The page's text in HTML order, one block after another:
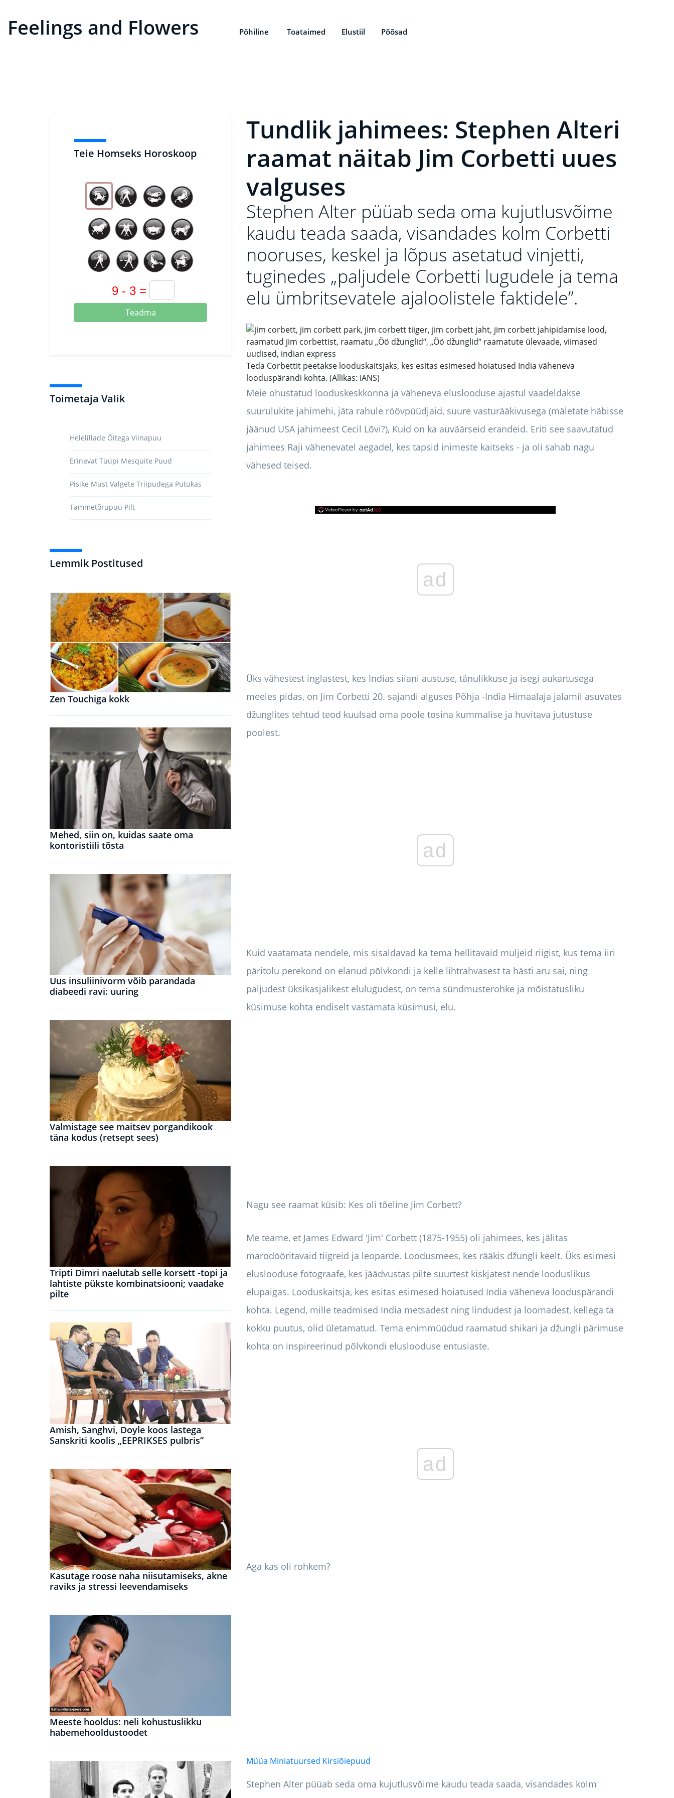
Feelings and Flowers Põhiline Toataimed Elustiil Põõsad
Teie Homseks Horoskoop
Teadma
Toimetaja Valik
Helelillade Õitega Viinapuu
Erinevat Tüüpi Mesquite Puud
Pisike Must Valgete Triipudega Putukas
Tammetõrupuu Pilt
Lemmik Postitused
Zen Touchiga kokk
Mehed, siin on, kuidas saate oma
kontoristiili tõsta
Uus insuliinivorm võib parandada
diabeedi ravi: uuring
Valmistage see maitsev porgandikook
täna kodus (retsept sees)
Tripti Dimri naelutab selle korsett -topi ja
lahtiste pükste kombinatsiooni; vaadake
pilte
Amish, Sanghvi, Doyle koos lastega
Sanskriti koolis „EEPRIKSES pulbris”
Kasutage roose naha niisutamiseks, akne
raviks ja stressi leevendamiseks
Meeste hooldus: neli kohustuslikku
habemehooldustoodet
Tundlik jahimees: Stephen Alteri
raamat näitab Jim Corbetti uues
valguses
Stephen Alter püüab seda oma kujutlusvõime
kaudu teada saada, visandades kolm Corbetti
nooruses, keskel ja lõpus asetatud vinjetti,
tuginedes „paljudele Corbetti lugudele ja tema
elu ümbritsevatele ajaloolistele faktidele”.
Teda Corbettit peetakse looduskaitsjaks, kes esitas esimesed hoiatused India väheneva
looduspärandi kohta. (Allikas: IANS)
Meie ohustatud looduskeskkonna ja väheneva eluslooduse ajastul vaadeldakse
suurulukite jahimehi, jäta rahule röövpüüdjaid, suure vasturääkivusega (mäletate häbisse
jäänud USA jahimeest Cecil Lõvi?), Kuid on ka auväärseid erandeid. Eriti see saavutatud
jahimees Raji vähenevatel aegadel, kes tapsid inimeste kaitseks - ja oli sahab nagu
vähesed teised.
ad
Üks vähestest inglastest, kes Indias siiani austuse, tänulikkuse ja isegi aukartusega
meeles pidas, on Jim Corbetti 20. sajandi alguses Põhja -India Himaalaja jalamil asuvates
džunglites tehtud teod kuulsad oma poole tosina kummalise ja huvitava jutustuse
poolest.
ad
Kuid vaatamata nendele, mis sisaldavad ka tema hellitavaid muljeid riigist, kus tema iiri
päritolu perekond on elanud põlvkondi ja kelle lihtrahvasest ta hästi aru sai, ning
paljudest üksikasjalikest elulugudest, on tema sündmusterohke ja mõistatusliku
küsimuse kohta endiselt vastamata küsimusi, elu.
Nagu see raamat küsib: Kes oli tõeline Jim Corbett?
Me teame, et James Edward 'Jim' Corbett (1875-1955) oli jahimees, kes jälitas
marodööritavaid tiigreid ja leoparde. Loodusmees, kes rääkis džungli keelt. Üks esimesi
eluslooduse fotograafe, kes jäädvustas pilte suurtest kiskjatest nende looduslikus
elupaigas. Looduskaitsja, kes esitas esimesed hoiatused India väheneva looduspärandi
kohta. Legend, mille teadmised India metsadest ning lindudest ja loomadest, kellega ta
kokku puutus, olid ületamatud. Tema enimmüüdud raamatud shikari ja džungli pärimuse
kohta on inspireerinud põlvkondi eluslooduse entusiaste.
ad
Aga kas oli rohkem?
Müüa Miniatuursed Kirsiõiepuud
Stephen Alter püüab seda oma kujutlusvõime kaudu teada saada, visandades kolm